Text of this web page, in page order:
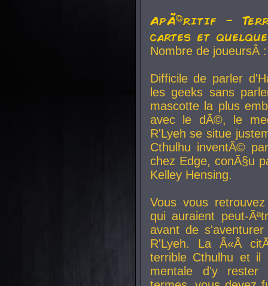
ApÃ©ritif -
cartes et
Nombre de
Difficile de parler
les geeks sans
mascotte la plus
avec le dÃ©, le
R'Lyeh se situe
Cthulhu inventÃ©
chez Edge, conÃ§u
Kelley Hensing.
Vous vous
qui auraient peut-
avant de
R'Lyeh. La Â«Â
terrible Cthulhu et
mentale d'y rester